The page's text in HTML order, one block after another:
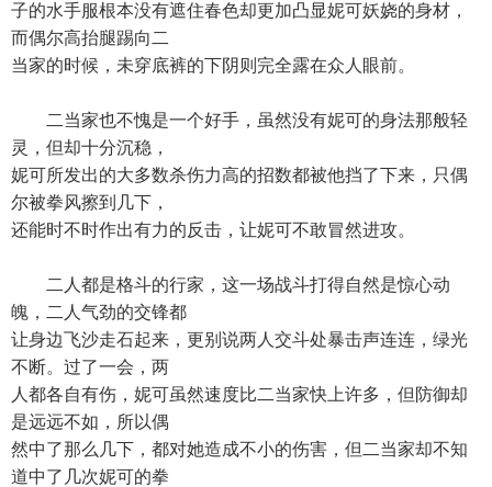
子的水手服根本没有遮住春色却更加凸显妮可妖娆的身材，
而偶尔高抬腿踢向二
当家的时候，未穿底裤的下阴则完全露在众人眼前。
二当家也不愧是一个好手，虽然没有妮可的身法那般轻
灵，但却十分沉稳，
妮可所发出的大多数杀伤力高的招数都被他挡了下来，只偶
尔被拳风擦到几下，
还能时不时作出有力的反击，让妮可不敢冒然进攻。
二人都是格斗的行家，这一场战斗打得自然是惊心动
魄，二人气劲的交锋都
让身边飞沙走石起来，更别说两人交斗处暴击声连连，绿光
不断。过了一会，两
人都各自有伤，妮可虽然速度比二当家快上许多，但防御却
是远远不如，所以偶
然中了那么几下，都对她造成不小的伤害，但二当家却不知
道中了几次妮可的拳